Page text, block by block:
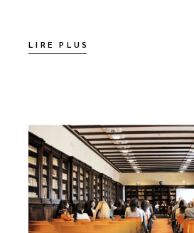
LIRE PLUS